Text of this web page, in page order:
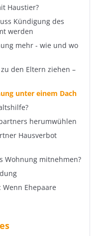
Haustier?
Kündigung des
werden
mehr - wie und wo
den Eltern ziehen –
unter einem Dach
herumwühlen
Hausverbot
Wohnung mitnehmen?
Ehepaare